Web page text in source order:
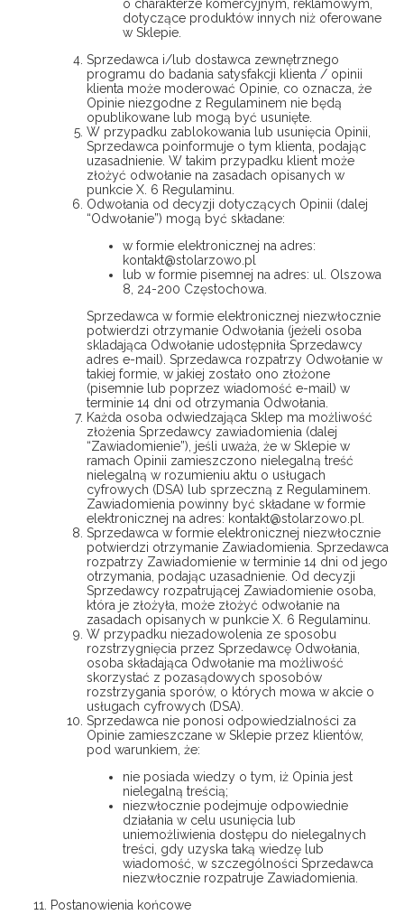
o charakterze komercyjnym, reklamowym,
dotyczące produktów innych niż oferowane
w Sklepie.
Sprzedawca i/lub dostawca zewnętrznego
programu do badania satysfakcji klienta / opinii
klienta może moderować Opinie, co oznacza, że
Opinie niezgodne z Regulaminem nie będą
opublikowane lub mogą być usunięte.
W przypadku zablokowania lub usunięcia Opinii,
Sprzedawca poinformuje o tym klienta, podając
uzasadnienie. W takim przypadku klient może
złożyć odwołanie na zasadach opisanych w
punkcie X. 6 Regulaminu.
Odwołania od decyzji dotyczących Opinii (dalej
“Odwołanie”) mogą być składane:
w formie elektronicznej na adres:
kontakt@stolarzowo.pl
lub w formie pisemnej na adres: ul. Olszowa
8, 24-200 Częstochowa.
Sprzedawca w formie elektronicznej niezwłocznie
potwierdzi otrzymanie Odwołania (jeżeli osoba
skladająca Odwołanie udostępniła Sprzedawcy
adres e-mail). Sprzedawca rozpatrzy Odwołanie w
takiej formie, w jakiej zostało ono złożone
(pisemnie lub poprzez wiadomość e-mail) w
terminie 14 dni od otrzymania Odwołania.
Każda osoba odwiedzająca Sklep ma możliwość
złożenia Sprzedawcy zawiadomienia (dalej
“Zawiadomienie”), jeśli uważa, że w Sklepie w
ramach Opinii zamieszczono nielegalną treść
nielegalną w rozumieniu aktu o usługach
cyfrowych (DSA) lub sprzeczną z Regulaminem.
Zawiadomienia powinny być składane w formie
elektronicznej na adres: kontakt@stolarzowo.pl.
Sprzedawca w formie elektronicznej niezwłocznie
potwierdzi otrzymanie Zawiadomienia. Sprzedawca
rozpatrzy Zawiadomienie w terminie 14 dni od jego
otrzymania, podając uzasadnienie. Od decyzji
Sprzedawcy rozpatrującej Zawiadomienie osoba,
która je złożyła, może złożyć odwołanie na
zasadach opisanych w punkcie X. 6 Regulaminu.
W przypadku niezadowolenia ze sposobu
rozstrzygnięcia przez Sprzedawcę Odwołania,
osoba składająca Odwołanie ma możliwość
skorzystać z pozasądowych sposobów
rozstrzygania sporów, o których mowa w akcie o
usługach cyfrowych (DSA).
Sprzedawca nie ponosi odpowiedzialności za
Opinie zamieszczane w Sklepie przez klientów,
pod warunkiem, że:
nie posiada wiedzy o tym, iż Opinia jest
nielegalną treścią;
niezwłocznie podejmuje odpowiednie
działania w celu usunięcia lub
uniemożliwienia dostępu do nielegalnych
treści, gdy uzyska taką wiedzę lub
wiadomość, w szczególności Sprzedawca
niezwłocznie rozpatruje Zawiadomienia.
Postanowienia końcowe